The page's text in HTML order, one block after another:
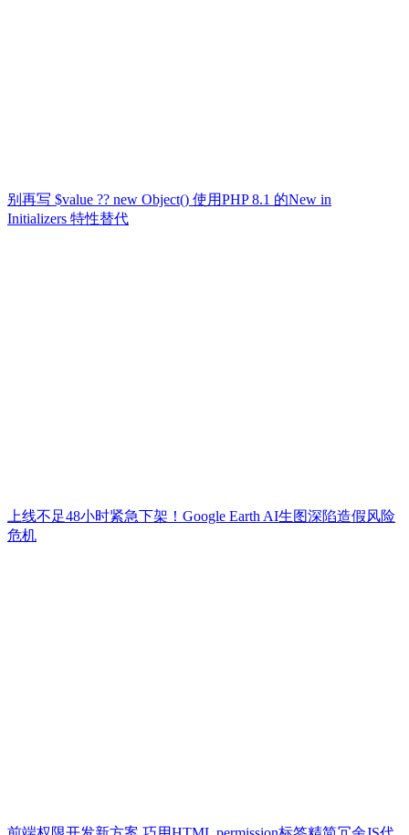
别再写 $value ?? new Object() 使用PHP 8.1 的New in
Initializers 特性替代
上线不足48小时紧急下架！Google Earth AI生图深陷造假风险
危机